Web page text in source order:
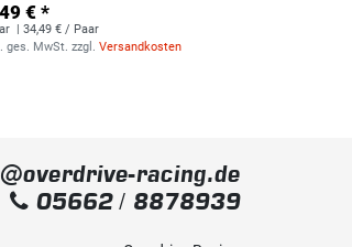
€ *
| 34,49 € / Paar
ges. MwSt. zzgl.Versandkosten
racing.de
05662 / 8878939